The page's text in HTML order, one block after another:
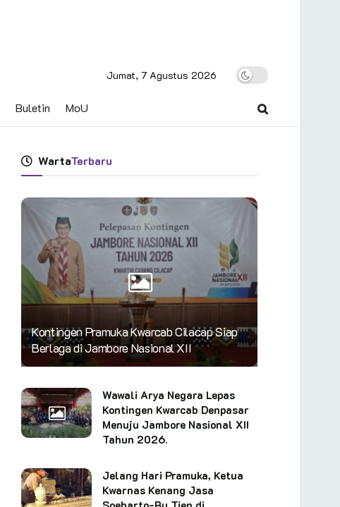
Jumat, 7 Agustus 2026
Buletin MoU
WartaTerbaru
Kontingen Pramuka Kwarcab Cilacap Siap
Berlaga di Jambore Nasional XII
Wawali Arya Negara Lepas
Kontingen Kwarcab Denpasar
Menuju Jambore Nasional XII
Tahun 2026.
Jelang Hari Pramuka, Ketua
Kwarnas Kenang Jasa